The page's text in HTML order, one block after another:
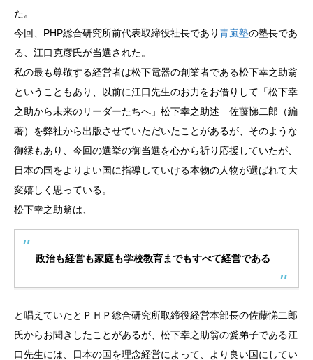
た。
今回、PHP総合研究所前代表取締役社長であり青嵐塾の塾長であ
る、江口克彦氏が当選された。
私の最も尊敬する経営者は松下電器の創業者である松下幸之助翁
ということもあり、以前に江口先生のお力をお借りして「松下幸
之助から未来のリーダーたちへ」松下幸之助述 佐藤悌二郎（編
著）を弊社から出版させていただいたことがあるが、そのような
御縁もあり、今回の選挙の御当選を心から祈り応援していたが、
日本の国をよりよい国に指導していける本物の人物が選ばれて大
変嬉しく思っている。
松下幸之助翁は、
政治も経営も家庭も学校教育までもすべて経営である
と唱えていたとＰＨＰ総合研究所取締役経営本部長の佐藤悌二郎
氏からお聞きしたことがあるが、松下幸之助翁の愛弟子である江
口先生には、日本の国を理念経営によって、より良い国にしてい